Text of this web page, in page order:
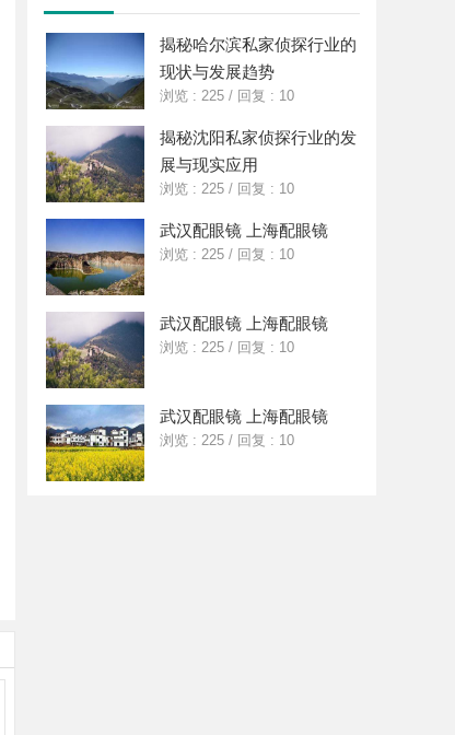
揭秘哈尔滨私家侦探行业的
现状与发展趋势
浏览 : 225 / 回复 : 10
揭秘沈阳私家侦探行业的发
展与现实应用
浏览 : 225 / 回复 : 10
武汉配眼镜 上海配眼镜
浏览 : 225 / 回复 : 10
武汉配眼镜 上海配眼镜
浏览 : 225 / 回复 : 10
武汉配眼镜 上海配眼镜
浏览 : 225 / 回复 : 10